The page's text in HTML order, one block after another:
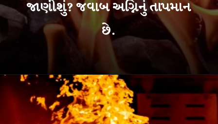
જાણીશું? જવાબ અગ્નિનું તાપમાન
છે.